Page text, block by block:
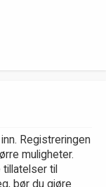
Registreringen
muligheter.
til